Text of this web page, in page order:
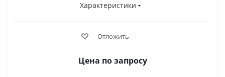
Характеристики
Отложить
Цена по запросу